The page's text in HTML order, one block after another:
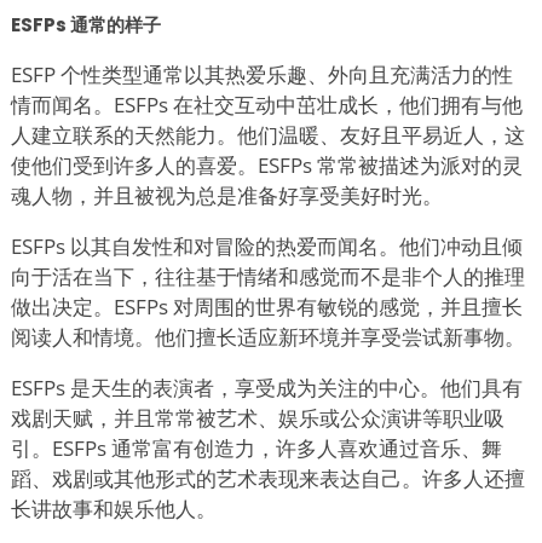
ESFPs 通常的样子
ESFP 个性类型通常以其热爱乐趣、外向且充满活力的性
情而闻名。ESFPs 在社交互动中茁壮成长，他们拥有与他
人建立联系的天然能力。他们温暖、友好且平易近人，这
使他们受到许多人的喜爱。ESFPs 常常被描述为派对的灵
魂人物，并且被视为总是准备好享受美好时光。
ESFPs 以其自发性和对冒险的热爱而闻名。他们冲动且倾
向于活在当下，往往基于情绪和感觉而不是非个人的推理
做出决定。ESFPs 对周围的世界有敏锐的感觉，并且擅长
阅读人和情境。他们擅长适应新环境并享受尝试新事物。
ESFPs 是天生的表演者，享受成为关注的中心。他们具有
戏剧天赋，并且常常被艺术、娱乐或公众演讲等职业吸
引。ESFPs 通常富有创造力，许多人喜欢通过音乐、舞
蹈、戏剧或其他形式的艺术表现来表达自己。许多人还擅
长讲故事和娱乐他人。